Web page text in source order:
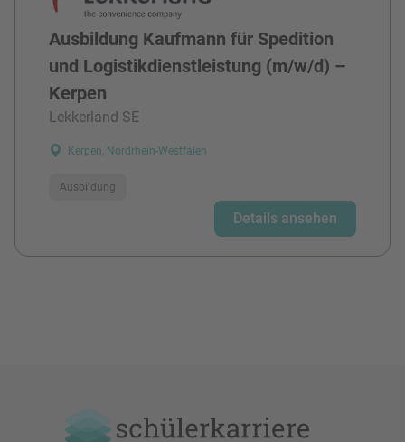
Ausbildung Kaufmann für Spedition
und Logistikdienstleistung (m/w/d) –
Kerpen
Lekkerland SE
Kerpen, Nordrhein-Westfalen
Ausbildung
Details ansehen